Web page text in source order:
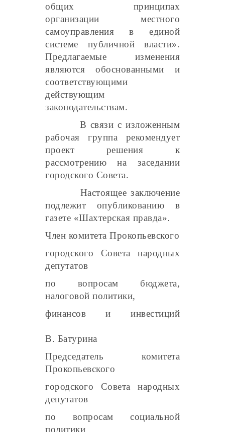
общих принципах
организации местного
самоуправления в единой
системе публичной власти».
Предлагаемые изменения
являются обоснованными и
соответствующими
действующим
законодательствам.
В связи с изложенным
рабочая группа рекомендует
проект решения к
рассмотрению на заседании
городского Совета.
Настоящее заключение
подлежит опубликованию в
газете «Шахтерская правда».
Член комитета Прокопьевского
городского Совета народных
депутатов
по вопросам бюджета,
налоговой политики,
финансов и инвестиций
В. Батурина
Председатель комитета
Прокопьевского
городского Совета народных
депутатов
по вопросам социальной
политики